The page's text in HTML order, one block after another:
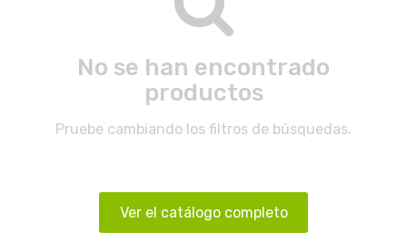
No se han encontrado
productos
Pruebe cambiando los filtros de búsquedas.
Ver el catálogo completo